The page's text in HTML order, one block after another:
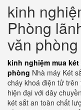
kinh
Phòng
văn phòng
kinh nghiệm mua
phòng Nhà máy Két
cháy khoá điện tử
hiện đại với dây
két sắt an toàn chất